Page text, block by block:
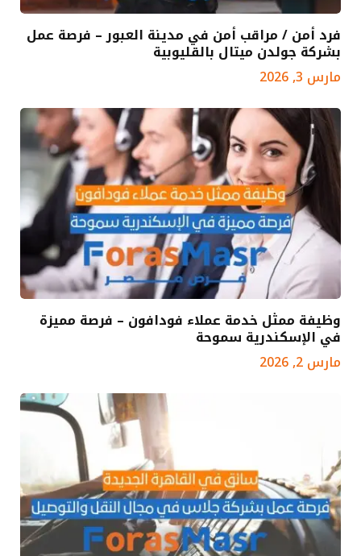
فرد أمن / مراقب أمن في مدينة العبور – فرصة عمل
بشركة جولدن ميتال بالقليوبية
مارس 3, 2026
وظيفة ممثل خدمة عملاء فودافون – فرصة مميزة
في الإسكندرية سموحة
مارس 2, 2026